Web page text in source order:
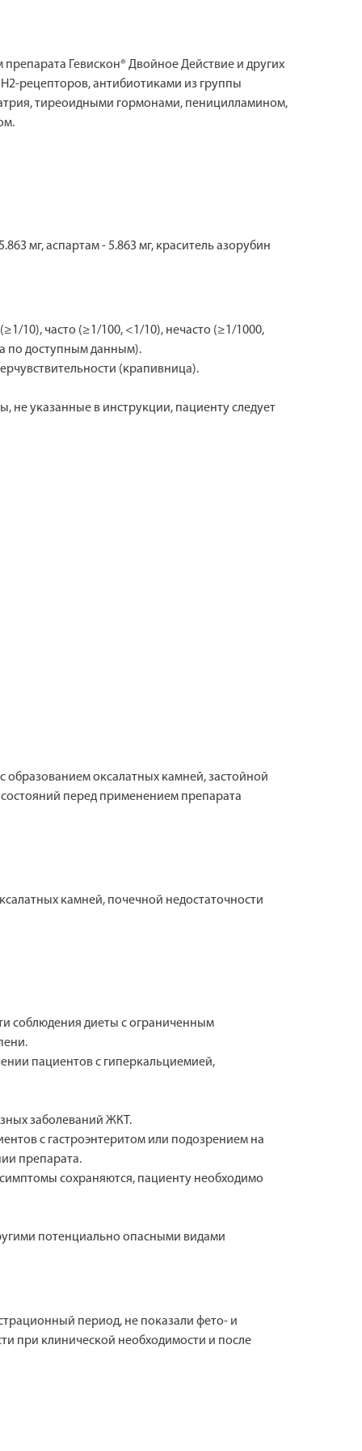
Гевискон® Двойное Действие и других
рецепторов, антибиотиками из группы
тиреоидными гормонами, пеницилламином,
мг, аспартам - 5.863 мг, краситель азорубин
10), часто (≥1/100, <1/10), нечасто (≥1/1000,
по доступным данным).
(крапивница).
не указанные в инструкции, пациенту следует
оксалатных камней, застойной
перед применением препарата
камней, почечной недостаточности
соблюдения диеты с ограниченным
пациентов с гиперкальциемией,
заболеваний ЖКТ.
с гастроэнтеритом или подозрением на
препарата.
сохраняются, пациенту необходимо
потенциально опасными видами
период, не показали фето- и
при клинической необходимости и после